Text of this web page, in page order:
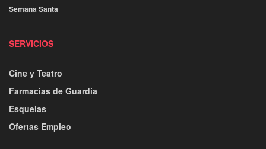
Semana Santa
SERVICIOS
Cine y Teatro
Farmacias de Guardia
Esquelas
Ofertas Empleo